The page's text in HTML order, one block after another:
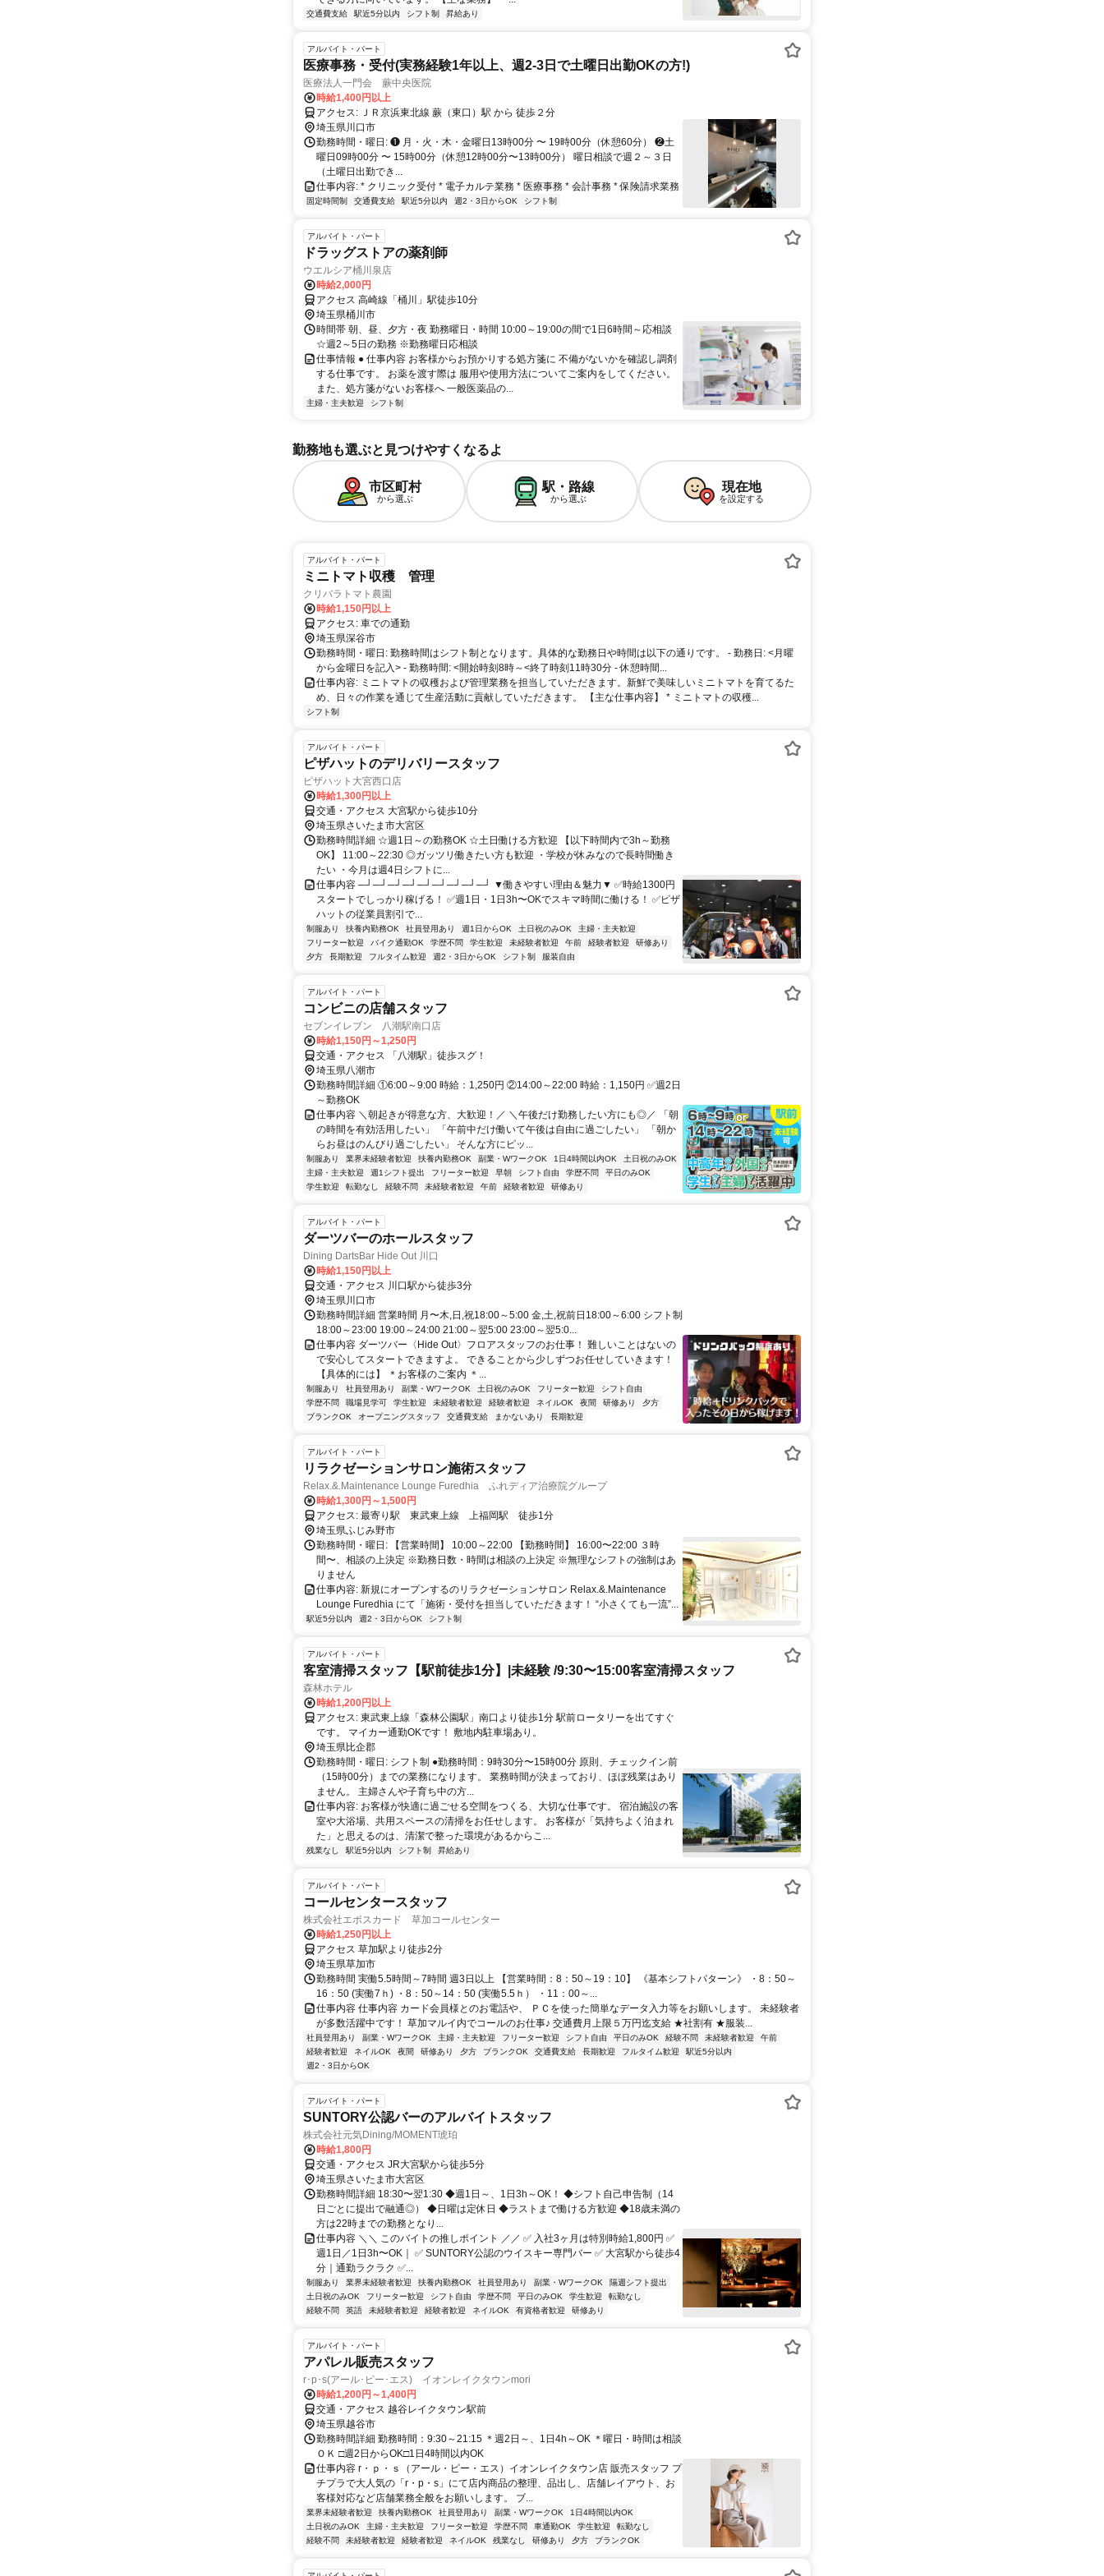
交通費支給 駅近5分以内 シフト制 昇給あり
アルバイト・パート
医療事務・受付(実務経験1年以上、週2-3日で土曜日出勤OKの方!)
医療法人一門会 蕨中央医院
時給1,400円以上
アクセス: ＪＲ京浜東北線 蕨（東口）駅 から 徒歩２分
埼玉県川口市
勤務時間・曜日: ❶ 月・火・木・金曜日13時00分 〜 19時00分（休憩60分） ❷土
曜日09時00分 〜 15時00分（休憩12時00分〜13時00分） 曜日相談で週２～３日
（土曜日出勤でき...
仕事内容: * クリニック受付 * 電子カルテ業務 * 医療事務 * 会計事務 * 保険請求業務
固定時間制 交通費支給 駅近5分以内 週2・3日からOK シフト制
アルバイト・パート
ドラッグストアの薬剤師
ウエルシア桶川泉店
時給2,000円
アクセス 高崎線「桶川」駅徒歩10分
埼玉県桶川市
時間帯 朝、昼、夕方・夜 勤務曜日・時間 10:00～19:00の間で1日6時間～応相談
☆週2～5日の勤務 ※勤務曜日応相談
仕事情報 ● 仕事内容 お客様からお預かりする処方箋に 不備がないかを確認し調剤
する仕事です。 お薬を渡す際は 服用や使用方法についてご案内をしてください。
また、処方箋がないお客様へ 一般医薬品の...
主婦・主夫歓迎 シフト制
勤務地も選ぶと見つけやすくなるよ
市区町村
から選ぶ
駅・路線
から選ぶ
現在地
を設定する
アルバイト・パート
ミニトマト収穫 管理
クリバラトマト農園
時給1,150円以上
アクセス: 車での通勤
埼玉県深谷市
勤務時間・曜日: 勤務時間はシフト制となります。具体的な勤務日や時間は以下の通りです。 - 勤務日: <月曜
から金曜日を記入> - 勤務時間: <開始時刻8時～<終了時刻11時30分 - 休憩時間...
仕事内容: ミニトマトの収穫および管理業務を担当していただきます。新鮮で美味しいミニトマトを育てるた
め、日々の作業を通じて生産活動に貢献していただきます。 【主な仕事内容】 * ミニトマトの収穫...
シフト制
アルバイト・パート
ピザハットのデリバリースタッフ
ピザハット大宮西口店
時給1,300円以上
交通・アクセス 大宮駅から徒歩10分
埼玉県さいたま市大宮区
勤務時間詳細 ☆週1日～の勤務OK ☆土日働ける方歓迎 【以下時間内で3h～勤務
OK】 11:00～22:30 ◎ガッツリ働きたい方も歓迎 ・学校が休みなので長時間働き
たい ・今月は週4日シフトに...
仕事内容 ─┘─┘─┘─┘─┘─┘─┘─┘─┘ ▼働きやすい理由＆魅力▼ ✅時給1300円
スタートでしっかり稼げる！ ✅週1日・1日3h〜OKでスキマ時間に働ける！ ✅ピザ
ハットの従業員割引で...
制服あり 扶養内勤務OK 社員登用あり 週1日からOK 土日祝のみOK
主婦・主夫歓迎
フリーター歓迎
バイク通勤OK 学歴不問 学生歓迎 未経験者歓迎 午前 経験者歓迎
研修あり
夕方
長期歓迎 フルタイム歓迎 週2・3日からOK シフト制 服装自由
アルバイト・パート
コンビニの店舗スタッフ
セブンイレブン 八潮駅南口店
時給1,150円～1,250円
交通・アクセス 「八潮駅」徒歩スグ！
埼玉県八潮市
勤務時間詳細 ①6:00～9:00 時給：1,250円 ②14:00～22:00 時給：1,150円 ✅週2日
～勤務OK
仕事内容 ＼朝起きが得意な方、大歓迎！／ ＼午後だけ勤務したい方にも◎／ 「朝
の時間を有効活用したい」 「午前中だけ働いて午後は自由に過ごしたい」 「朝か
らお昼はのんびり過ごしたい」 そんな方にピッ...
制服あり 業界未経験者歓迎 扶養内勤務OK 副業・WワークOK 1日4時間以内OK
土日祝のみOK
主婦・主夫歓迎
週1シフト提出 フリーター歓迎 早朝 シフト自由 学歴不問
平日のみOK
学生歓迎
転勤なし 経験不問 未経験者歓迎 午前 経験者歓迎 研修あり
アルバイト・パート
ダーツバーのホールスタッフ
Dining DartsBar Hide Out 川口
時給1,150円以上
交通・アクセス 川口駅から徒歩3分
埼玉県川口市
勤務時間詳細 営業時間 月〜木,日,祝18:00～5:00 金,土,祝前日18:00～6:00 シフト制
18:00～23:00 19:00～24:00 21:00～翌5:00 23:00～翌5:0...
仕事内容 ダーツバー〈Hide Out〉フロアスタッフのお仕事！ 難しいことはないの
で安心してスタートできますよ。 できることから少しずつお任せしていきます！
【具体的には】 ＊お客様のご案内 ＊...
制服あり 社員登用あり 副業・WワークOK 土日祝のみOK フリーター歓迎
シフト自由
学歴不問
職場見学可 学生歓迎 未経験者歓迎 経験者歓迎 ネイルOK 夜間 研修あり
夕方
ブランクOK
オープニングスタッフ 交通費支給 まかないあり 長期歓迎
アルバイト・パート
リラクゼーションサロン施術スタッフ
Relax.&.Maintenance Lounge Furedhia ふれディア治療院グループ
時給1,300円～1,500円
アクセス: 最寄り駅 東武東上線 上福岡駅 徒歩1分
埼玉県ふじみ野市
勤務時間・曜日: 【営業時間】 10:00～22:00 【勤務時間】 16:00〜22:00 ３時
間〜、相談の上決定 ※勤務日数・時間は相談の上決定 ※無理なシフトの強制はあ
りません
仕事内容: 新規にオープンするのリラクゼーションサロン Relax.&.Maintenance
Lounge Furedhia にて「施術・受付を担当していただきます！ “小さくても一流”...
駅近5分以内 週2・3日からOK シフト制
アルバイト・パート
客室清掃スタッフ【駅前徒歩1分】|未経験 /9:30〜15:00客室清掃スタッフ
森林ホテル
時給1,200円以上
アクセス: 東武東上線「森林公園駅」南口より徒歩1分 駅前ロータリーを出てすぐ
です。 マイカー通勤OKです！ 敷地内駐車場あり。
埼玉県比企郡
勤務時間・曜日: シフト制 ●勤務時間：9時30分〜15時00分 原則、チェックイン前
（15時00分）までの業務になります。 業務時間が決まっており、ほぼ残業はあり
ません。 主婦さんや子育ち中の方...
仕事内容: お客様が快適に過ごせる空間をつくる、大切な仕事です。 宿泊施設の客
室や大浴場、共用スペースの清掃をお任せします。 お客様が「気持ちよく泊まれ
た」と思えるのは、清潔で整った環境があるからこ...
残業なし 駅近5分以内 シフト制 昇給あり
アルバイト・パート
コールセンタースタッフ
株式会社エポスカード 草加コールセンター
時給1,250円以上
アクセス 草加駅より徒歩2分
埼玉県草加市
勤務時間 実働5.5時間～7時間 週3日以上 【営業時間：8：50～19：10】 《基本シフトパターン》 ・8：50～
16：50 (実働7ｈ) ・8：50～14：50 (実働5.5ｈ） ・11：00～...
仕事内容 仕事内容 カード会員様とのお電話や、 ＰＣを使った簡単なデータ入力等をお願いします。 未経験者
が多数活躍中です！ 草加マルイ内でコールのお仕事♪ 交通費月上限５万円迄支給 ★社割有 ★服装...
社員登用あり 副業・WワークOK 主婦・主夫歓迎 フリーター歓迎 シフト自由 平日のみOK 経験不問 未経験者歓迎
午前
経験者歓迎
ネイルOK 夜間 研修あり 夕方 ブランクOK 交通費支給 長期歓迎 フルタイム歓迎
駅近5分以内
週2・3日からOK
アルバイト・パート
SUNTORY公認バーのアルバイトスタッフ
株式会社元気Dining/MOMENT琥珀
時給1,800円
交通・アクセス JR大宮駅から徒歩5分
埼玉県さいたま市大宮区
勤務時間詳細 18:30〜翌1:30 ◆週1日～、1日3h～OK！ ◆シフト自己申告制（14
日ごとに提出で融通◎） ◆日曜は定休日 ◆ラストまで働ける方歓迎 ◆18歳未満の
方は22時までの勤務となり...
仕事内容 ＼＼ このバイトの推しポイント ／／ ✅ 入社3ヶ月は特別時給1,800円 ✅
週1日／1日3h〜OK｜ ✅ SUNTORY公認のウイスキー専門バー ✅ 大宮駅から徒歩4
分｜通勤ラクラク ✅...
制服あり 業界未経験者歓迎 扶養内勤務OK 社員登用あり 副業・WワークOK
隔週シフト提出
土日祝のみOK
フリーター歓迎 シフト自由 学歴不問 平日のみOK 学生歓迎
転勤なし
経験不問
英語 未経験者歓迎 経験者歓迎 ネイルOK 有資格者歓迎 研修あり
アルバイト・パート
アパレル販売スタッフ
r･p･s(アール･ピー･エス) イオンレイクタウンmori
時給1,200円～1,400円
交通・アクセス 越谷レイクタウン駅前
埼玉県越谷市
勤務時間詳細 勤務時間：9:30～21:15 ＊週2日～、1日4h～OK ＊曜日・時間は相談
ＯＫ □週2日からOK□1日4時間以内OK
仕事内容 r・ｐ・ｓ（アール・ピー・エス）イオンレイクタウン店 販売スタッフ プ
チプラで大人気の「r・p・s」にて店内商品の整理、品出し、店舗レイアウト、お
客様対応など店舗業務全般をお願いします。 ブ...
業界未経験者歓迎 扶養内勤務OK 社員登用あり 副業・WワークOK
1日4時間以内OK
土日祝のみOK
主婦・主夫歓迎 フリーター歓迎 学歴不問 車通勤OK 学生歓迎
転勤なし
経験不問
未経験者歓迎 経験者歓迎 ネイルOK 残業なし 研修あり 夕方 ブランクOK